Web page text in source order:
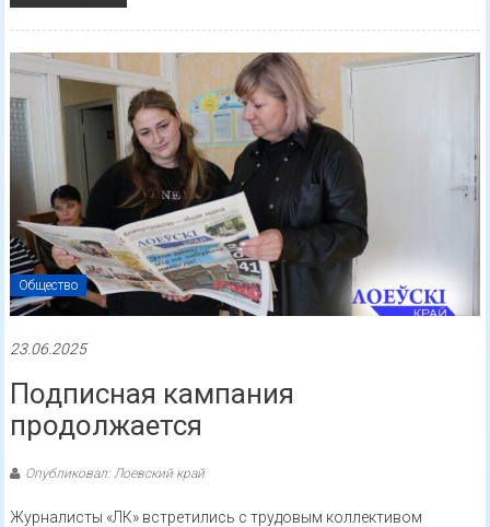
Общество
23.06.2025
Подписная кампания
продолжается
Опубликовал: Лоевский край
Журналисты «ЛК» встретились с трудовым коллективом